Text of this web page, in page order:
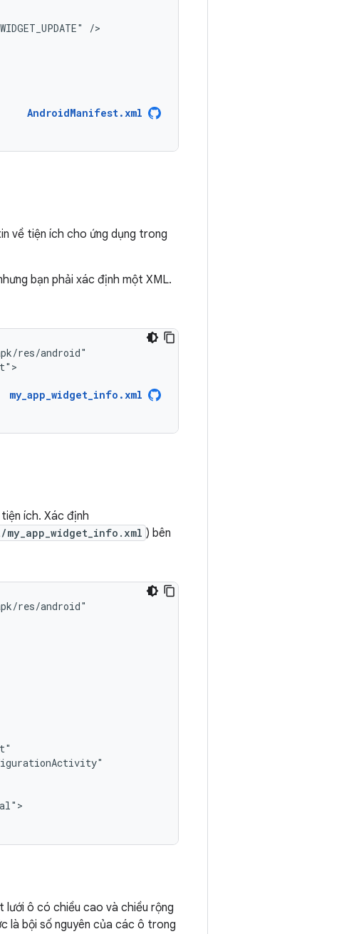
AndroidManifest.xml
về tiện ích cho ứng dụng trong
bạn phải xác định một XML.
my_app_widget_info.xml
ích. Xác định
my_app_widget_info.xml ) bên
ô có chiều cao và chiều rộng
là bội số nguyên của các ô trong